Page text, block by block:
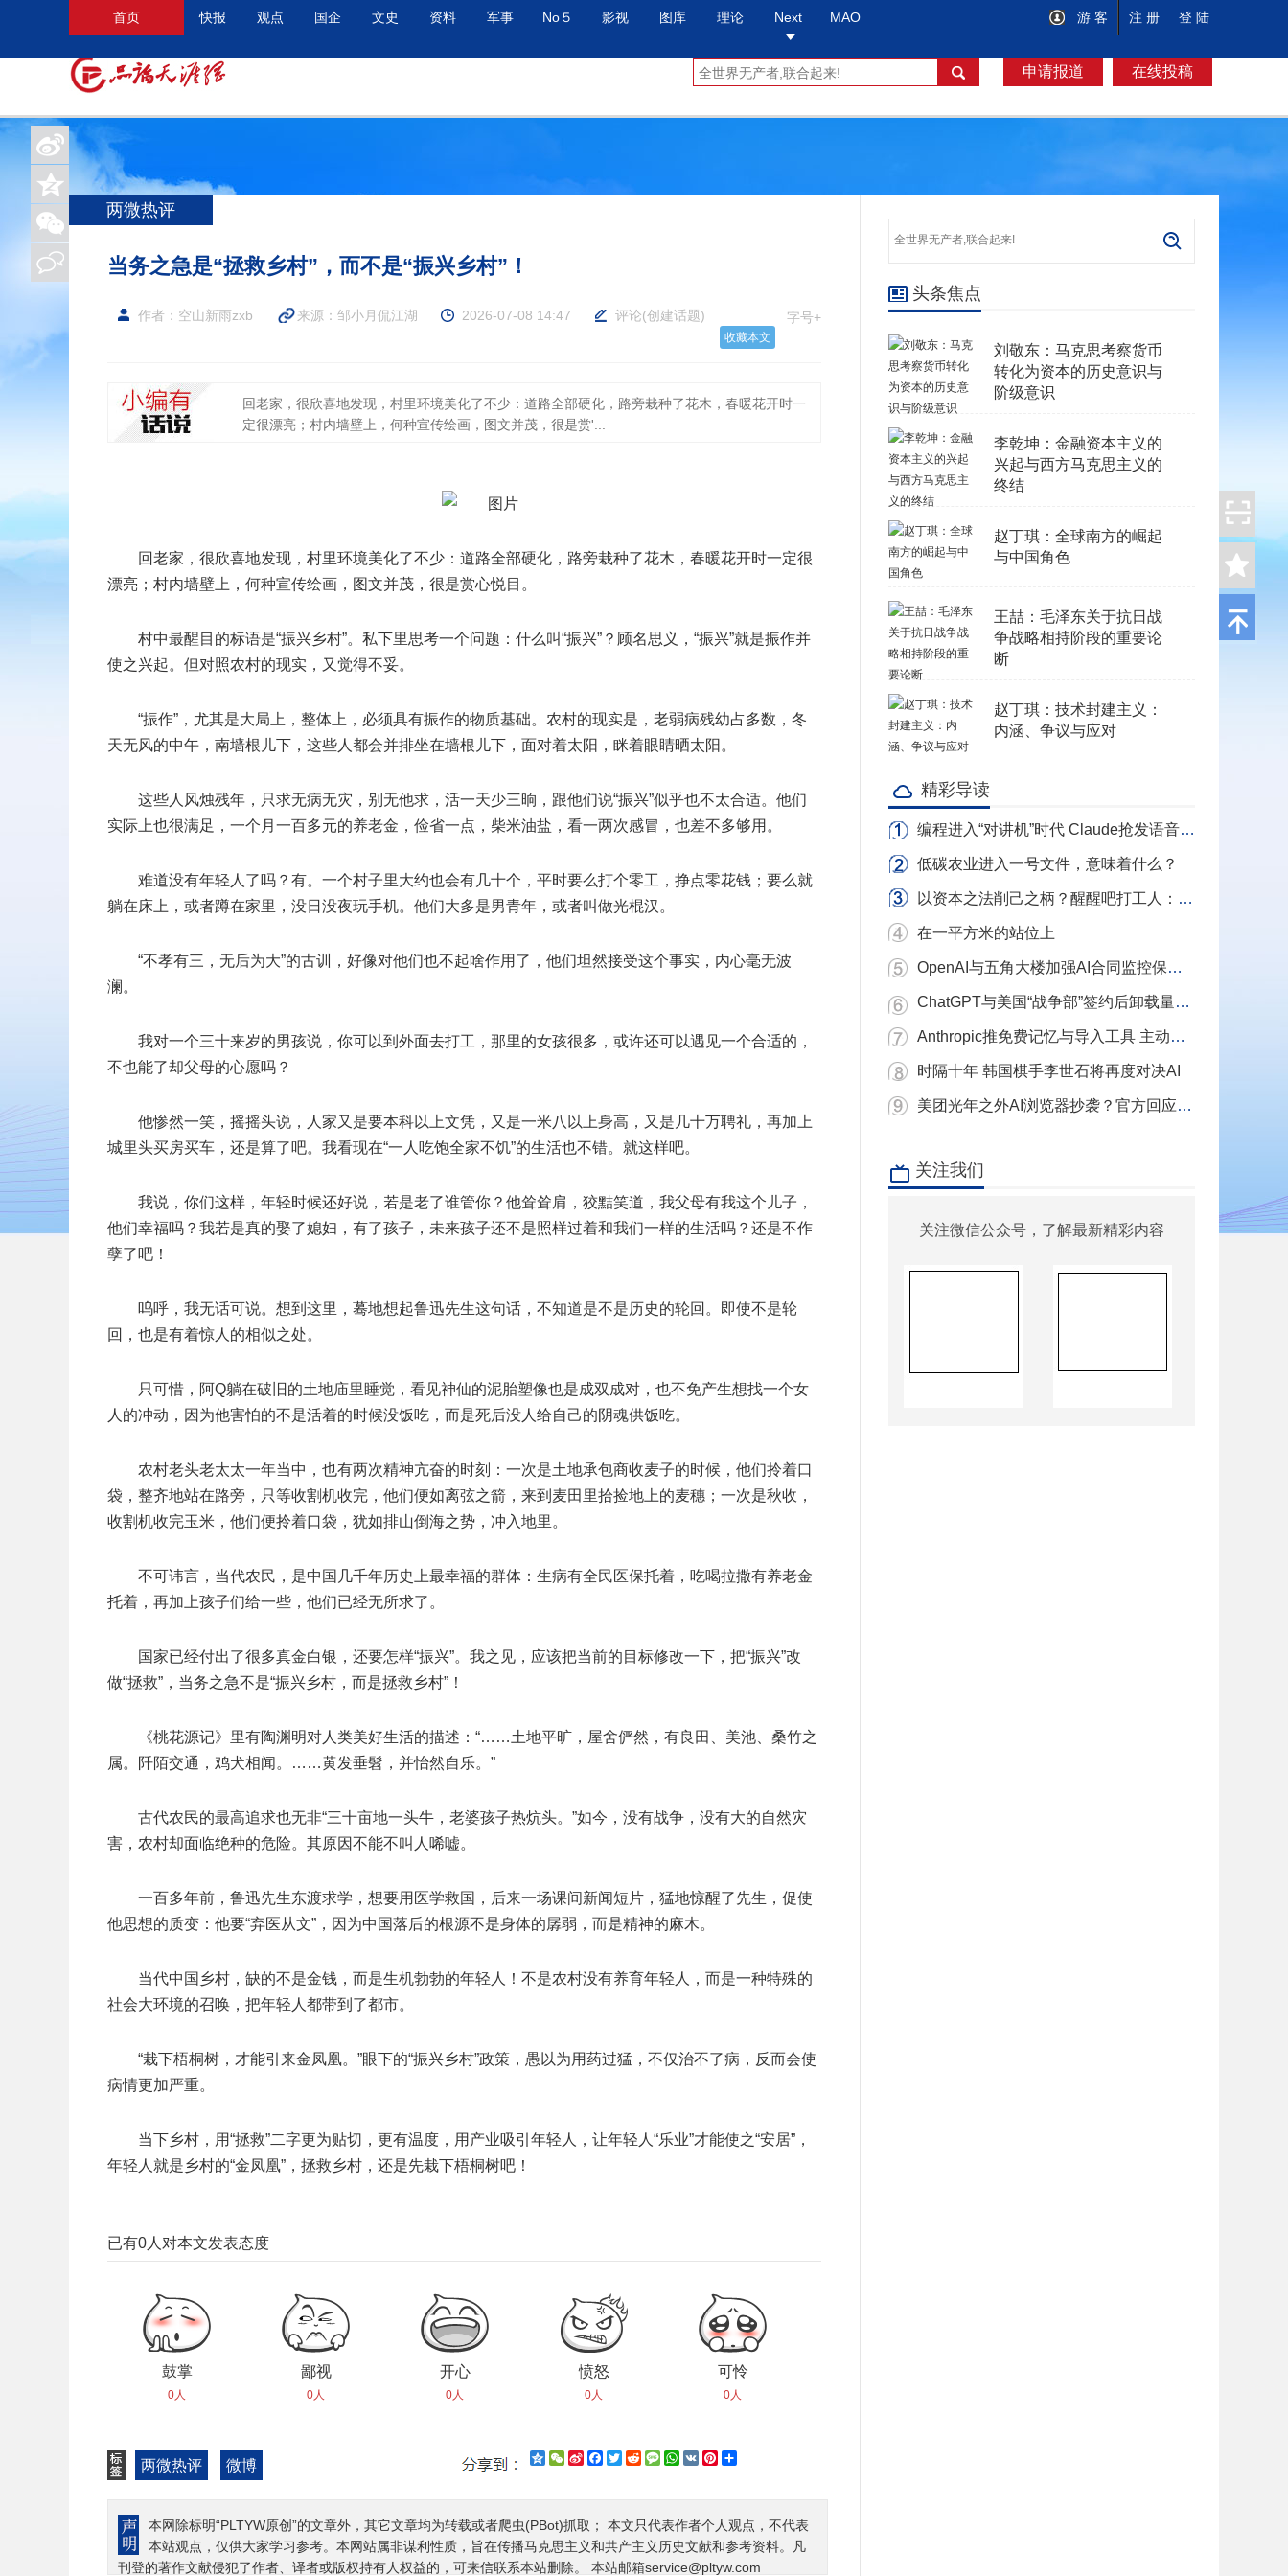
首页 快报 观点 国企 文史 资料 军事 No５ 影视 图库 理论 Next MAO 游 客 注 册 登 陆
申请报道 在线投稿
两微热评
当务之急是“拯救乡村”，而不是“振兴乡村”！
字号+
作者：空山新雨zxb 来源： 邹小月侃江湖 2026-07-08 14:47 评论(创建话题)
收藏本文
回老家，很欣喜地发现，村里环境美化了不少：道路全部硬化，路旁栽种了花木，春暖花开时一
定很漂亮；村内墙壁上，何种宣传绘画，图文并茂，很是赏'...
回老家，很欣喜地发现，村里环境美化了不少：道路全部硬化，路旁栽种了花木，春暖花开时一定很
漂亮；村内墙壁上，何种宣传绘画，图文并茂，很是赏心悦目。
村中最醒目的标语是“振兴乡村”。私下里思考一个问题：什么叫“振兴”？顾名思义，“振兴”就是振作并
使之兴起。但对照农村的现实，又觉得不妥。
“振作”，尤其是大局上，整体上，必须具有振作的物质基础。农村的现实是，老弱病残幼占多数，冬
天无风的中午，南墙根儿下，这些人都会并排坐在墙根儿下，面对着太阳，眯着眼睛晒太阳。
这些人风烛残年，只求无病无灾，别无他求，活一天少三晌，跟他们说“振兴”似乎也不太合适。他们
实际上也很满足，一个月一百多元的养老金，俭省一点，柴米油盐，看一两次感冒，也差不多够用。
难道没有年轻人了吗？有。一个村子里大约也会有几十个，平时要么打个零工，挣点零花钱；要么就
躺在床上，或者蹲在家里，没日没夜玩手机。他们大多是男青年，或者叫做光棍汉。
“不孝有三，无后为大”的古训，好像对他们也不起啥作用了，他们坦然接受这个事实，内心毫无波
澜。
我对一个三十来岁的男孩说，你可以到外面去打工，那里的女孩很多，或许还可以遇见一个合适的，
不也能了却父母的心愿吗？
他惨然一笑，摇摇头说，人家又是要本科以上文凭，又是一米八以上身高，又是几十万聘礼，再加上
城里头买房买车，还是算了吧。我看现在“一人吃饱全家不饥”的生活也不错。就这样吧。
我说，你们这样，年轻时候还好说，若是老了谁管你？他耸耸肩，狡黠笑道，我父母有我这个儿子，
他们幸福吗？我若是真的娶了媳妇，有了孩子，未来孩子还不是照样过着和我们一样的生活吗？还是不作
孽了吧！
呜呼，我无话可说。想到这里，蓦地想起鲁迅先生这句话，不知道是不是历史的轮回。即使不是轮
回，也是有着惊人的相似之处。
只可惜，阿Q躺在破旧的土地庙里睡觉，看见神仙的泥胎塑像也是成双成对，也不免产生想找一个女
人的冲动，因为他害怕的不是活着的时候没饭吃，而是死后没人给自己的阴魂供饭吃。
农村老头老太太一年当中，也有两次精神亢奋的时刻：一次是土地承包商收麦子的时候，他们拎着口
袋，整齐地站在路旁，只等收割机收完，他们便如离弦之箭，来到麦田里拾捡地上的麦穗；一次是秋收，
收割机收完玉米，他们便拎着口袋，犹如排山倒海之势，冲入地里。
不可讳言，当代农民，是中国几千年历史上最幸福的群体：生病有全民医保托着，吃喝拉撒有养老金
托着，再加上孩子们给一些，他们已经无所求了。
国家已经付出了很多真金白银，还要怎样“振兴”。我之见，应该把当前的目标修改一下，把“振兴”改
做“拯救”，当务之急不是“振兴乡村，而是拯救乡村”！
《桃花源记》里有陶渊明对人类美好生活的描述：“……土地平旷，屋舍俨然，有良田、美池、桑竹之
属。阡陌交通，鸡犬相闻。……黄发垂髫，并怡然自乐。”
古代农民的最高追求也无非“三十亩地一头牛，老婆孩子热炕头。”如今，没有战争，没有大的自然灾
害，农村却面临绝种的危险。其原因不能不叫人唏嘘。
一百多年前，鲁迅先生东渡求学，想要用医学救国，后来一场课间新闻短片，猛地惊醒了先生，促使
他思想的质变：他要“弃医从文”，因为中国落后的根源不是身体的孱弱，而是精神的麻木。
当代中国乡村，缺的不是金钱，而是生机勃勃的年轻人！不是农村没有养育年轻人，而是一种特殊的
社会大环境的召唤，把年轻人都带到了都市。
“栽下梧桐树，才能引来金凤凰。”眼下的“振兴乡村”政策，愚以为用药过猛，不仅治不了病，反而会使
病情更加严重。
当下乡村，用“拯救”二字更为贴切，更有温度，用产业吸引年轻人，让年轻人“乐业”才能使之“安居”，
年轻人就是乡村的“金凤凰”，拯救乡村，还是先栽下梧桐树吧！
已有0 人对本文发表态度
鼓掌
0人
鄙视
0人
开心
0人
愤怒
0人
可怜
0人
两微热评 微博 QzoneWeChat
Sina Facebook
TwitterRedditMessageWhatsApp
VK Pinterest
本网除标明“PLTYW原创”的文章外，其它文章均为转载或者爬虫(PBot)抓取； 本文只代表作者个人观点，不代表
本站观点，仅供大家学习参考。本网站属非谋利性质，旨在传播马克思主义和共产主义历史文献和参考资料。凡
刊登的著作文献侵犯了作者、译者或版权持有人权益的，可来信联系本站删除。 本站邮箱service@pltyw.com
头条焦点
刘敬东：马克思考察货币
转化为资本的历史意识与
阶级意识
李乾坤：金融资本主义的
兴起与西方马克思主义的
终结
赵丁琪：全球南方的崛起
与中国角色
王喆：毛泽东关于抗日战
争战略相持阶段的重要论
断
赵丁琪：技术封建主义：
内涵、争议与应对
精彩导读
编程进入“对讲机”时代 Claude抢发语音写代码 转录Token全免费
低碳农业进入一号文件，意味着什么？
以资本之法削己之柄？醒醒吧打工人：别用镣铐当武器，我们要的是砸碎镣铐的铁锤！
在一平方米的站位上
OpenAI与五角大楼加强AI合同监控保护条款
ChatGPT与美国“战争部”签约后卸载量单日激增近三倍 Claude下载量飙升
Anthropic推免费记忆与导入工具 主动挖角ChatGPT用户
时隔十年 韩国棋手李世石将再度对决AI
美团光年之外AI浏览器抄袭？官方回应：充分尊重和理解原作者 已移除相关项目
关注我们
关注微信公众号，了解最新精彩内容